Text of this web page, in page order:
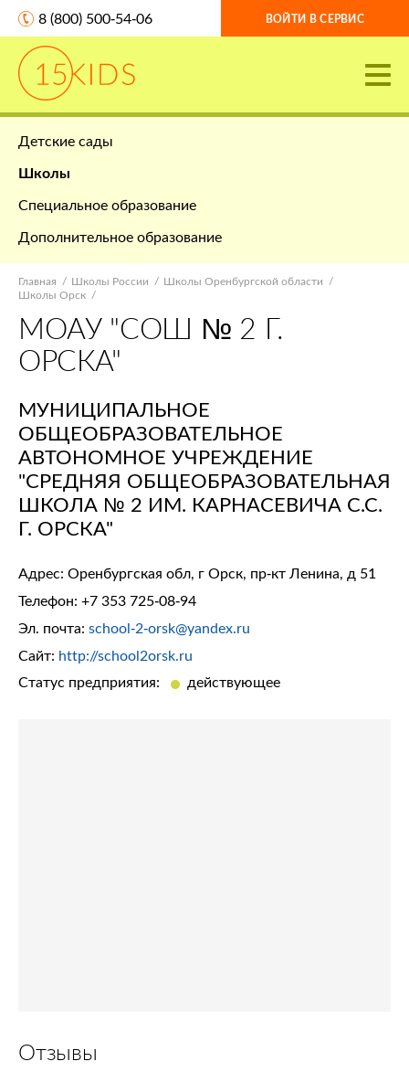
8 (800) 500-54-06 ВОЙТИ В СЕРВИС
Детские сады
Школы
Специальное образование
Дополнительное образование
Главная Школы России
Школы Оренбургской области
Школы Орск
МОАУ "СОШ № 2 Г.
ОРСКА"
МУНИЦИПАЛЬНОЕ
ОБЩЕОБРАЗОВАТЕЛЬНОЕ
АВТОНОМНОЕ УЧРЕЖДЕНИЕ
"СРЕДНЯЯ ОБЩЕОБРАЗОВАТЕЛЬНАЯ
ШКОЛА № 2 ИМ. КАРНАСЕВИЧА С.С.
Г. ОРСКА"
Адрес: Оренбургская обл, г Орск, пр-кт Ленина, д 51
Телефон: +7 353 725-08-94
Эл. почта: school-2-orsk@yandex.ru
Сайт: http://school2orsk.ru
Статус предприятия:
действующее
Отзывы